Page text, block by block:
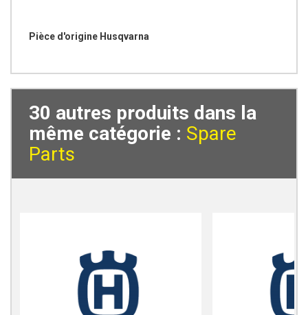
Pièce d'origine Husqvarna
30 autres produits dans la
même catégorie : Spare
Parts